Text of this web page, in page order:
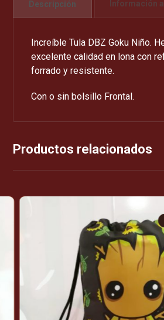
Descripción Información
Increíble Tula DBZ Goku Niño.
excelente calidad en lona con
forrado y resistente.
Con o sin bolsillo Frontal.
Productos relacionados